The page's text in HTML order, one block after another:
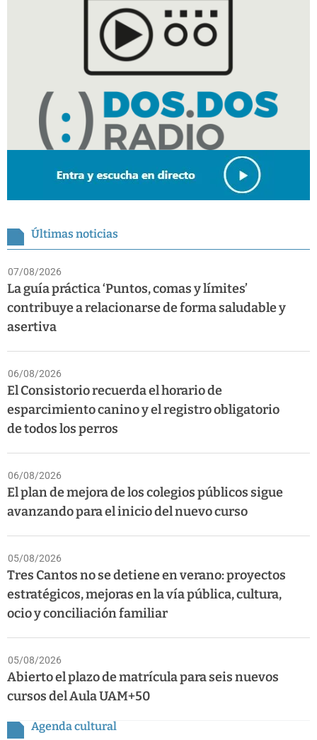
Últimas noticias
07/08/2026
La guía práctica ‘Puntos, comas y límites’
contribuye a relacionarse de forma saludable y
asertiva
06/08/2026
El Consistorio recuerda el horario de
esparcimiento canino y el registro obligatorio
de todos los perros
06/08/2026
El plan de mejora de los colegios públicos sigue
avanzando para el inicio del nuevo curso
05/08/2026
Tres Cantos no se detiene en verano: proyectos
estratégicos, mejoras en la vía pública, cultura,
ocio y conciliación familiar
05/08/2026
Abierto el plazo de matrícula para seis nuevos
cursos del Aula UAM+50
Agenda cultural